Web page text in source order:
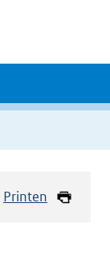
Printen